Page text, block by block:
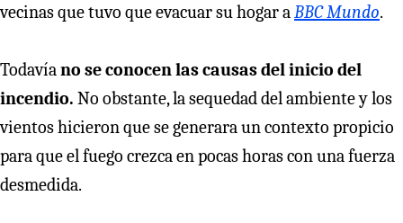
vecinas que tuvo que evacuar su hogar aBBC Mundo.
Todavíano se conocen las causas del inicio del
incendio. No obstante, la sequedad del ambiente y los
vientos hicieron que se generara un contexto propicio
para que el fuego crezca en pocas horas con una fuerza
desmedida.